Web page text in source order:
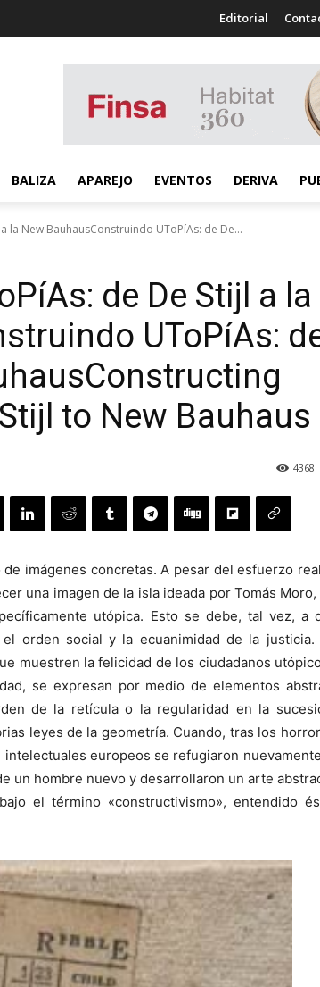
Editorial
BALIZA APAREJO EVENTOS DERIVA
la New BauhausConstruindo UToPíAs: de De...
de De Stijl a la
UToPíAs:
Constructing
to New Bauhaus
4368
imágenes concretas. A pesar del esfuerzo
una imagen de la isla ideada por Tomás Moro,
utópica. Esto se debe, tal vez, a
orden social y la ecuanimidad de la justicia.
muestren la felicidad de los ciudadanos
se expresan por medio de elementos
de la retícula o la regularidad en la
leyes de la geometría. Cuando, tras los
europeos se refugiaron
un hombre nuevo y desarrollaron un arte
el término «constructivismo», entendido